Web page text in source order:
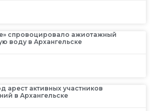
спровоцировало ажиотажный
воду в Архангельске
арест активных участников
в Архангельске